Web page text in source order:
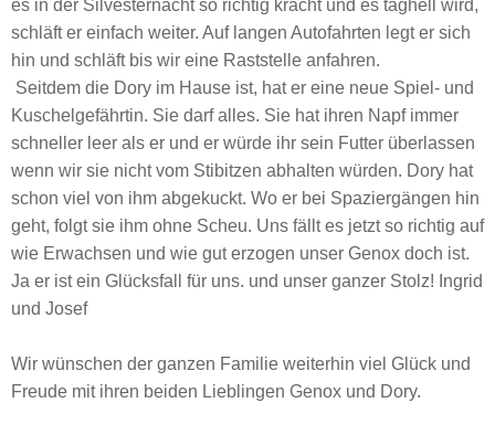
es in der Silvesternacht so richtig kracht und es taghell wird,
schläft er einfach weiter. Auf langen Autofahrten legt er sich
hin und schläft bis wir eine Raststelle anfahren.
Seitdem die Dory im Hause ist, hat er eine neue Spiel- und
Kuschelgefährtin. Sie darf alles. Sie hat ihren Napf immer
schneller leer als er und er würde ihr sein Futter überlassen
wenn wir sie nicht vom Stibitzen abhalten würden. Dory hat
schon viel von ihm abgekuckt. Wo er bei Spaziergängen hin
geht, folgt sie ihm ohne Scheu. Uns fällt es jetzt so richtig auf
wie Erwachsen und wie gut erzogen unser Genox doch ist.
Ja er ist ein Glücksfall für uns. und unser ganzer Stolz! Ingrid
und Josef
Wir wünschen der ganzen Familie weiterhin viel Glück und
Freude mit ihren beiden Lieblingen Genox und Dory.